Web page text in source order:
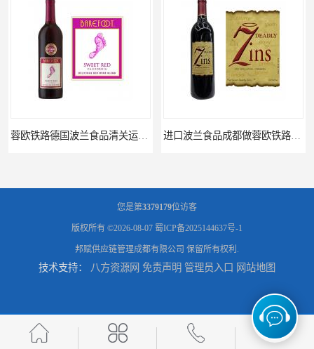
蓉欧铁路德国波兰食品清关运输门到门 进口波兰食品成都做蓉欧铁路代理的公司
蓉欧铁路波兰罗兹食品成都清关物流 蓉欧铁路清关订柜公司，波兰德国蓉欧铁路门到门
您是第3379179位访客
版权所有 ©2026-08-07 蜀ICP备2025144637号-1
邦赋供应链管理成都有限公司 保留所有权利.
技术支持： 八方资源网 免责声明 管理员入口 网站地图